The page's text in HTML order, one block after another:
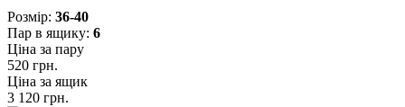
Розмiр: 36-40
Пар в ящику: 6
Ціна за пару
520 грн.
Ціна за ящик
3 120 грн.